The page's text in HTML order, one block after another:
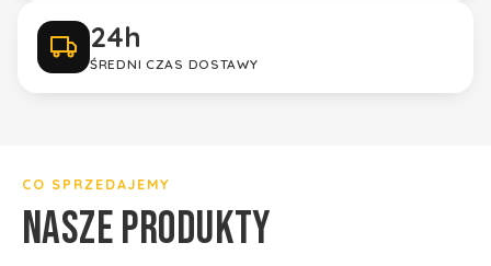
24h
ŚREDNI CZAS DOSTAWY
tylko sprawdzone marki
CO SPRZEDAJEMY
NASZE PRODUKTY